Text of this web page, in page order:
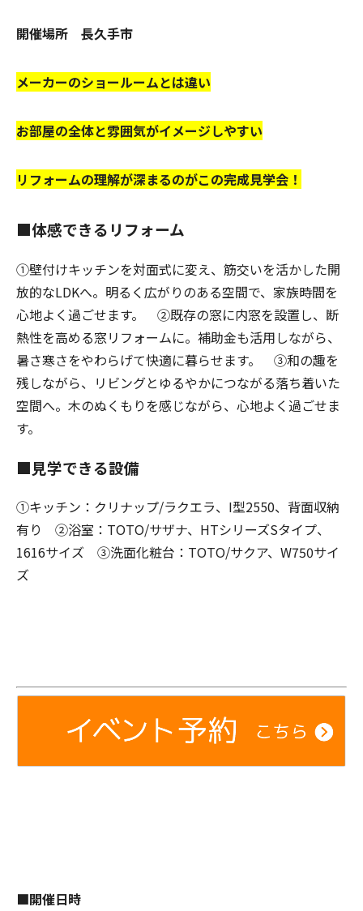
開催場所 長久手市
メーカーのショールームとは違い
お部屋の全体と雰囲気がイメージしやすい
リフォームの理解が深まるのがこの完成見学会！
■体感できるリフォーム
①壁付けキッチンを対面式に変え、筋交いを活かした開
放的なLDKへ。明るく広がりのある空間で、家族時間を
心地よく過ごせます。 ②既存の窓に内窓を設置し、断
熱性を高める窓リフォームに。補助金も活用しながら、
暑さ寒さをやわらげて快適に暮らせます。 ③和の趣を
残しながら、リビングとゆるやかにつながる落ち着いた
空間へ。木のぬくもりを感じながら、心地よく過ごせま
す。
■見学できる設備
①キッチン：クリナップ/ラクエラ、I型2550、背面収納
有り ②浴室：TOTO/サザナ、HTシリーズSタイプ、
1616サイズ ③洗面化粧台：TOTO/サクア、W750サイ
ズ
■開催日時